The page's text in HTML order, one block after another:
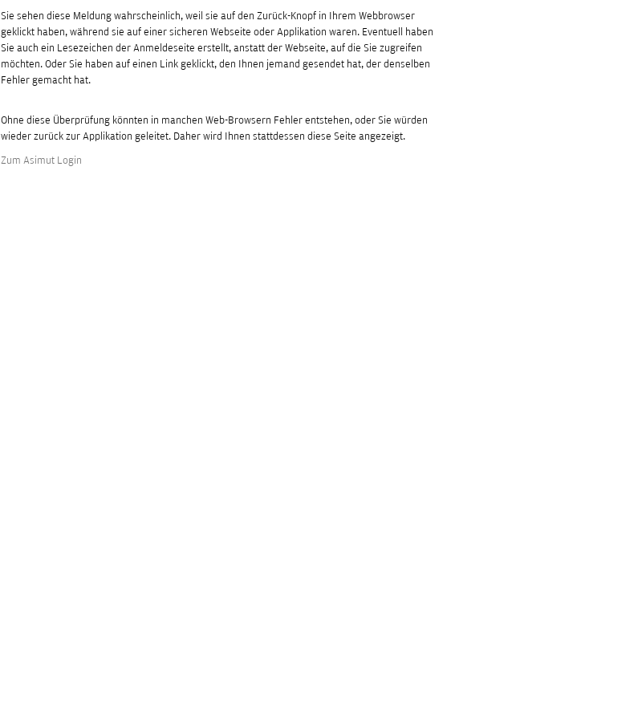
Sie sehen diese Meldung wahrscheinlich, weil sie auf den Zurück-Knopf in Ihrem Webbrowser
geklickt haben, während sie auf einer sicheren Webseite oder Applikation waren. Eventuell haben
Sie auch ein Lesezeichen der Anmeldeseite erstellt, anstatt der Webseite, auf die Sie zugreifen
möchten. Oder Sie haben auf einen Link geklickt, den Ihnen jemand gesendet hat, der denselben
Fehler gemacht hat.
Ohne diese Überprüfung könnten in manchen Web-Browsern Fehler entstehen, oder Sie würden
wieder zurück zur Applikation geleitet. Daher wird Ihnen stattdessen diese Seite angezeigt.
Zum Asimut Login